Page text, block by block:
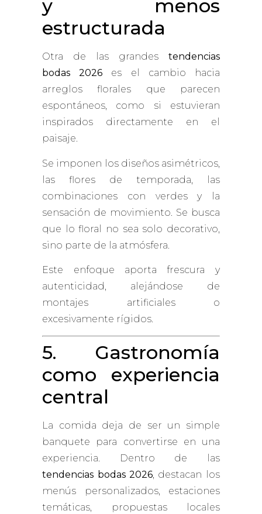
y menos
estructurada
Otra de las grandes tendencias
bodas 2026 es el cambio hacia
arreglos florales que parecen
espontáneos, como si estuvieran
inspirados directamente en el
paisaje.
Se imponen los diseños asimétricos,
las flores de temporada, las
combinaciones con verdes y la
sensación de movimiento. Se busca
que lo floral no sea solo decorativo,
sino parte de la atmósfera.
Este enfoque aporta frescura y
autenticidad, alejándose de
montajes artificiales o
excesivamente rígidos.
5. Gastronomía
como experiencia
central
La comida deja de ser un simple
banquete para convertirse en una
experiencia. Dentro de las
tendencias bodas 2026, destacan los
menús personalizados, estaciones
temáticas, propuestas locales